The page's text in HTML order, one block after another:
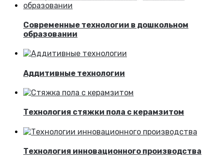
Современные технологии в дошкольном
образовании
Аддитивные технологии
Технология стяжки пола с керамзитом
Технология инновационного производства